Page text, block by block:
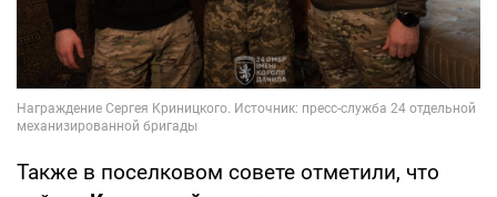
Также в поселковом совете отметили, что